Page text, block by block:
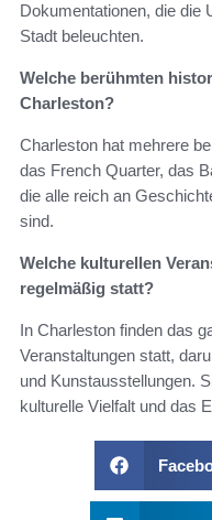
Dokumentationen, die die
Stadt beleuchten.
Welche berühmten
Charleston?
Charleston hat mehrere
das French Quarter, das
die alle reich an
sind.
Welche kulturellen
regelmäßig statt?
In Charleston finden das
Veranstaltungen statt,
und Kunstausstellungen.
kulturelle Vielfalt und das